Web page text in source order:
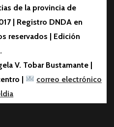
de la provincia de
| Registro DNDA en
reservados | Edición
V. Tobar Bustamante |
|
correo electrónico